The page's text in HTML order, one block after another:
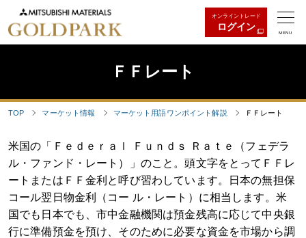
オンライントレード
ログイン
MENU
ＦＦレート
TOP マーケット情報 マーケット用語ワンポイント解説 ＦＦレート
米国の「Ｆｅｄｅｒａｌ Ｆｕｎｄｓ Ｒａｔｅ（フェデラ
ル・ファンド・レート）」のこと。頭文字をとってＦＦレ
ートまたはＦＦ金利と呼び習わしています。日本の無担保
コール翌日物金利（コー ル・レート）に相当します。米
国でも日本でも、市中金融機関は預金残高に応じて中央銀
行に準備預金を預け、そのために必要な資金を市場から調